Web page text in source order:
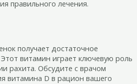
правильного лечения.
получает достаточное
витамин играет ключевую роль
рахита. Обсудите с врачом
витамина D в рацион вашего